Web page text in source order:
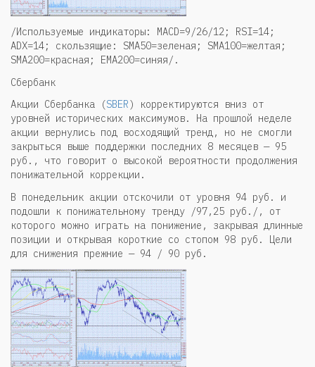
/Используемые индикаторы: MACD=9/26/12; RSI=14;
ADX=14; скользящие: SMA50=зеленая; SMA100=желтая;
SMA200=красная; EMA200=синяя/.
Сбербанк
Акции Сбербанка (SBER) корректируются вниз от
уровней исторических максимумов. На прошлой неделе
акции вернулись под восходящий тренд, но не смогли
закрыться выше поддержки последних 8 месяцев — 95
руб., что говорит о высокой вероятности продолжения
понижательной коррекции.
В понедельник акции отскочили от уровня 94 руб. и
подошли к понижательному тренду /97,25 руб./, от
которого можно играть на понижение, закрывая длинные
позиции и открывая короткие со стопом 98 руб. Цели
для снижения прежние — 94 / 90 руб.